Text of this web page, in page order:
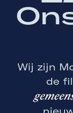
Wij zijn
de